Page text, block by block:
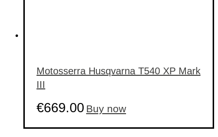
Motosserra Husqvarna T540 XP Mark
III
€669.00 Buy now